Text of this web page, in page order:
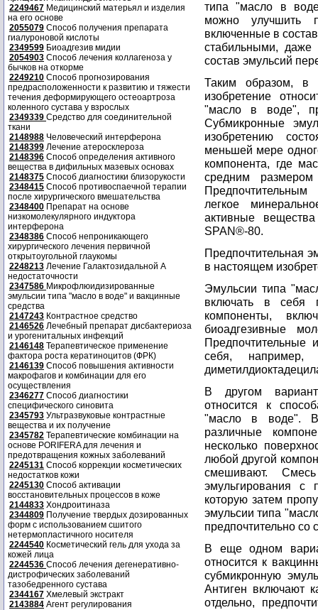
2249467 Медицинский матерьял и изделия
на его основе
2055079 Способ получения препарата
гиалуроновой кислоты
2349599 Биоадгезив мидии
2054903 Способ лечения коллагеноза у
бычков на откорме
2249210 Способ прогнозирования
предрасположенности к развитию и тяжести
течения деформирующего остеоартроза
коленного сустава у взрослых
2349339 Средство для соединительной
ткани
2148988 Человеческий интерферона
2148399 Лечение атеросклероза
2148396 Способ определения активного
вещества в дифильных мазевых основах
2148375 Способ диагностики близорукости
2348415 Способ противоспаечной терапии
после хирургического вмешательства
2348400 Препарат на основе
низкомолекулярного индуктора
интерферона
2348386 Способ непроникающего
хирургического лечения первичной
открытоугольной глаукомы
2248213 Лечение Галактозидальной А
недостаточности
2347586 Микрофлюидизированные
эмульсии типа "масло в воде" и вакцинные
средства
2147243 Контрастное средство
2146526 Лечебный препарат дисбактериоза
и урогенитальных инфекций
2146148 Терапевтическое применение
фактора роста кератиноцитов (ФРК)
2146139 Способ повышения активности
макрофагов и комбинации для его
осуществления
2346277 Способ диагностики
специфического синовита
2345793 Ультразвуковые контрастные
вещества и их получение
2345782 Терапевтические комбинации на
основе PORIFERA для лечения и
предотвращения кожных заболеваний
2245131 Способ коррекции косметических
недостатков кожи
2245130 Способ активации
восстановительных процессов в коже
2144833 Хондроитиназа
2344809 Получение твердых дозированных
форм с использованием сшитого
нетермопластичного носителя
2244540 Косметический гель для ухода за
кожей лица
2244536 Способ лечения дегенеративно-
дистрофических заболеваний
тазобедренного сустава
2344167 Хмелевый экстракт
2143884 Агент регулирования
типа "масло в
можно улучшить
включенные в
стабильными, даже
состав эмульсий
Таким образом, в
изобретение
"масло в воде",
Субмикронные
изобретению
меньшей мере
компонента, где
средним размером
легкое
активные
SPAN®-80.
Предпочтительная
в настоящем
Эмульсии типа
включать в себя
компоненты,
биоадгезивные
Предпочтительные
себя, например,
В другом
относится к
"масло в воде". В
различные
несколько
любой другой
смешивают. Смесь
эмульгирования с
которую затем
эмульсии типа
предпочтительно
В еще одном
относится к
субмикронную
Антиген включают
отдельно,